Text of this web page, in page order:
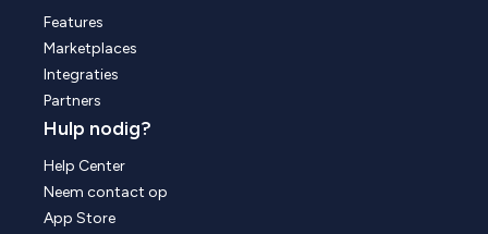
Features
Marketplaces
Integraties
Partners
Hulp nodig?
Help Center
Neem contact op
App Store